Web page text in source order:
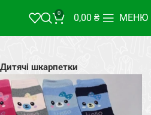
0 0,00 ₴ МЕНЮ
Дитячі шкарпетки